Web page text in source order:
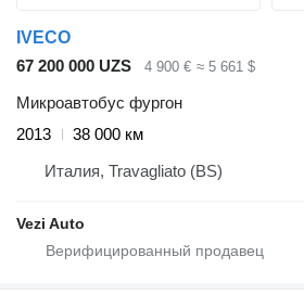
IVECO
67 200 000 UZS
4 900 € ≈ 5 661 $
Микроавтобус фургон
2013
38 000 км
Италия, Travagliato (BS)
Vezi Auto